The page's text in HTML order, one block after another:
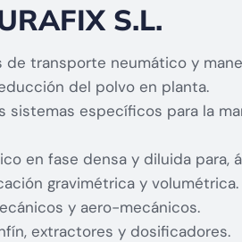
S.L.
de transporte neumático y
del polvo en planta.
sistemas específicos para la
en fase densa y diluida para,
gravimétrica y volumétrica.
y aero-mecánicos.
extractores y dosificadores.